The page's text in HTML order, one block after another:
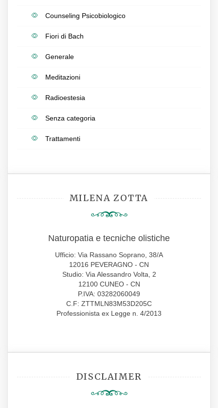
Counseling Psicobiologico
Fiori di Bach
Generale
Meditazioni
Radioestesia
Senza categoria
Trattamenti
MILENA ZOTTA
Naturopatia e tecniche olistiche
Ufficio: Via Rassano Soprano, 38/A
12016 PEVERAGNO - CN
Studio: Via Alessandro Volta, 2
12100 CUNEO - CN
P.IVA: 03282060049
C.F: ZTTMLN83M53D205C
Professionista ex Legge n. 4/2013
DISCLAIMER